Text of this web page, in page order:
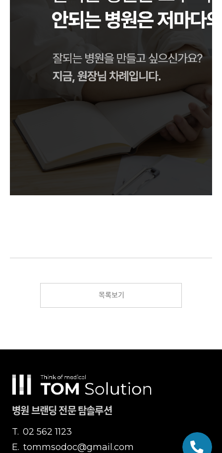
목록보기
병원 브랜딩 전문 탐솔루션
T. 02 562 1123
E. tommsodoc@gmail.com